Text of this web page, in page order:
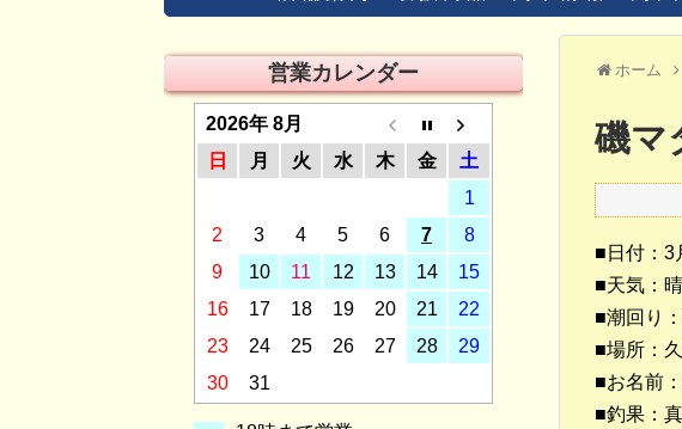
ホーム
磯マ
■日付：3
■天気：
■潮回り
■場所：
■お名前
■釣果：
営業カレンダー
2026年 8月
日
月 火 水 木 金
土
1
2
3 4 5 6 7
8
9
10 11 12 13 14
15
16
17 18 19 20 21
22
23
24 25 26 27 28
29
30
31